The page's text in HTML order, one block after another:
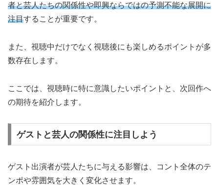
者と芸人たちの関係性や即興ならではの予測不能な展開に
注目することが重要です。
また、視聴中だけでなく視聴後にも楽しめるポイントが多
数存在します。
ここでは、視聴時に特に意識したいポイントと、次回作へ
の期待を紹介します。
ゲストと芸人の関係性に注目しよう
ゲスト出演者が芸人たちに与える影響は、コント全体のテ
ンポや雰囲気を大きく変化させます。